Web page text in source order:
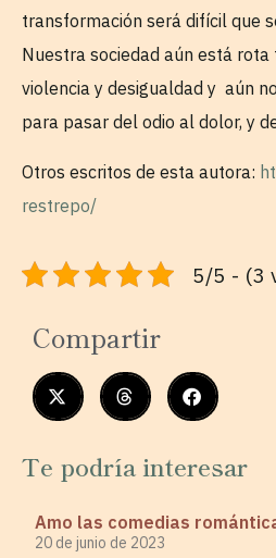
transformación será difícil que
Nuestra sociedad aún está rota
violencia y desigualdad y aún
para pasar del odio al dolor, y
Otros escritos de esta autora:
restrepo/
5/5 - (3
Compartir
Te podría interesar
Amo las comedias
20 de junio de 2023